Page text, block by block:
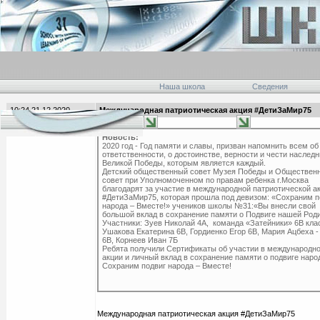
Наша школа Сведения
10:24 21.12.2020
Международная патриотическая акция #ДетиЗаМир75
Новость:
2020 год - Год памяти и славы, призван напомнить всем об
ответственности, о достоинстве, верности и чести
Великой Победы, которым является каждый.
Детский общественный совет Музея Победы и
совет при Уполномоченном по правам ребенка г.Москва
благодарят за участие в международной патриотической
#ДетиЗаМир75, которая прошла под девизом: «Сохраним
народа – Вместе!» учеников школы №31:«Вы внесли свой
большой вклад в сохранение памяти о Подвиге нашей
Участники: Зуев Николай 4А, команда «Затейники» 6В
Ушакова Екатерина 6В, Гордиенко Егор 6В, Мария Ацбеха -
6В, Корнеев Иван 7Б
Ребята получили Сертификаты об участии в
акции и личный вклад в сохранение памяти о подвиге
Сохраним подвиг народа – Вместе!
Международная патриотическая акция #ДетиЗаМир75